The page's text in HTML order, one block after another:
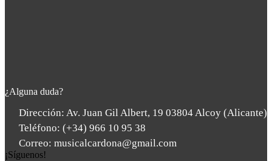
¿Alguna duda?
Dirección: Av. Juan Gil Albert, 19 03804 Alcoy (Alicante)
Teléfono: (+34) 966 10 95 38
Correo: musicalcardona@gmail.com
¡Síguenos!